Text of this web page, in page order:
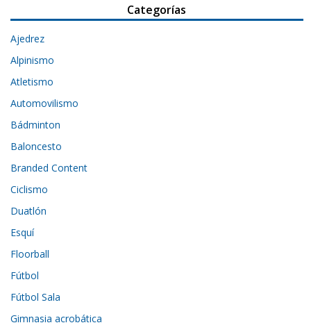
Categorías
Ajedrez
Alpinismo
Atletismo
Automovilismo
Bádminton
Baloncesto
Branded Content
Ciclismo
Duatlón
Esquí
Floorball
Fútbol
Fútbol Sala
Gimnasia acrobática